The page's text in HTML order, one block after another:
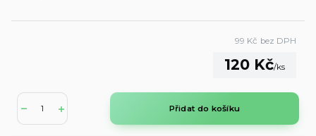
120 Kč/ks
99 Kč bez DPH
Přidat do košíku